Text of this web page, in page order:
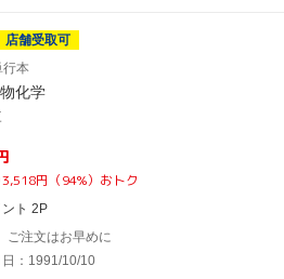
店舗受取可
行本
化学
円（94%）おトク
ト 2P
ご注文はお早めに
：1991/10/10